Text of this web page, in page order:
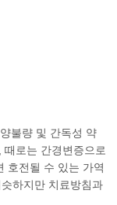
불량 및 간독성 약
로는 간경변증으로
호전될 수 있는 가역
하지만 치료방침과